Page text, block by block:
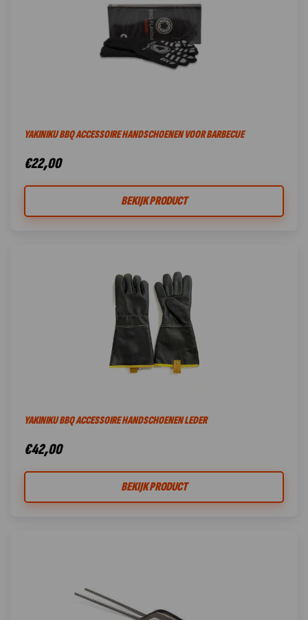
YAKINIKU BBQ ACCESSOIRE HANDSCHOENEN VOOR BARBECUE
€22,00
BEKIJK PRODUCT
YAKINIKU BBQ ACCESSOIRE HANDSCHOENEN LEDER
€42,00
BEKIJK PRODUCT